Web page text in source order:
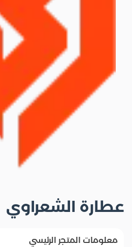
عطارة الشعراوي
معلومات المتجر الرئيسي